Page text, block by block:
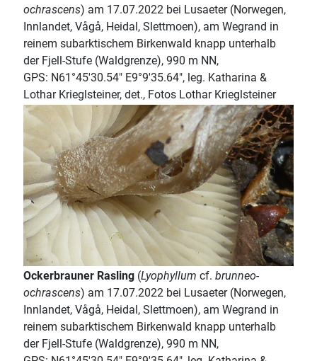
ochrascens) am 17.07.2022 bei Lusaeter (Norwegen,
Innlandet, Vågå, Heidal, Slettmoen), am Wegrand in
reinem subarktischem Birkenwald knapp unterhalb
der Fjell-Stufe (Waldgrenze), 990 m NN,
GPS: N61°45'30.54" E9°9'35.64", leg. Katharina &
Lothar Krieglsteiner, det., Fotos Lothar Krieglsteiner
Ockerbrauner Rasling (Lyophyllum cf. brunneo-
ochrascens) am 17.07.2022 bei Lusaeter (Norwegen,
Innlandet, Vågå, Heidal, Slettmoen), am Wegrand in
reinem subarktischem Birkenwald knapp unterhalb
der Fjell-Stufe (Waldgrenze), 990 m NN,